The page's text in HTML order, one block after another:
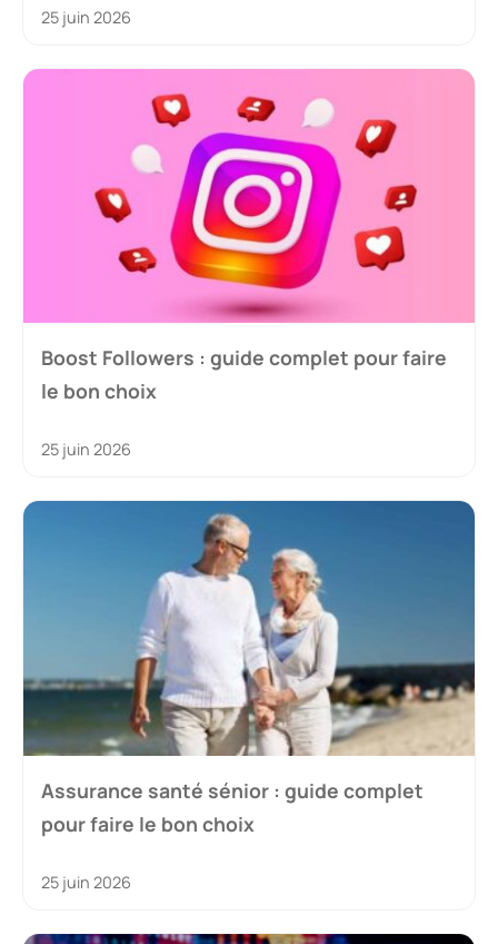
25 juin 2026
Boost Followers : guide complet pour faire
le bon choix
25 juin 2026
Assurance santé sénior : guide complet
pour faire le bon choix
25 juin 2026